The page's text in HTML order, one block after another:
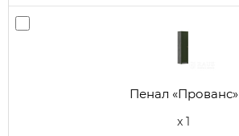
Пенал «Прованс»
x 1